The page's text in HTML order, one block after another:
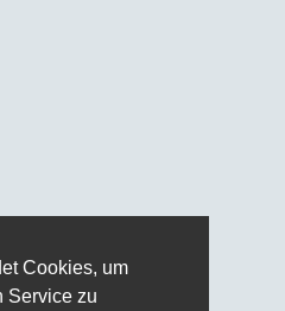
Cookies, um
Service zu